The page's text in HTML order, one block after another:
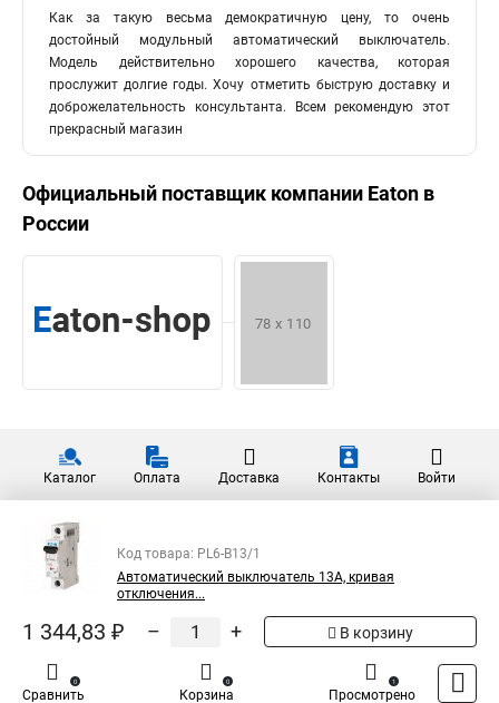
Как за такую весьма демократичную цену, то очень
достойный модульный автоматический выключатель.
Модель действительно хорошего качества, которая
прослужит долгие годы. Хочу отметить быструю доставку и
доброжелательность консультанта. Всем рекомендую этот
прекрасный магазин
Официальный поставщик компании Eaton в
России
Каталог Оплата Доставка Контакты Войти
Код товара: PL6-B13/1
Автоматический выключатель 13А, кривая
отключения...
1 344,83 ₽ – + В корзину
Сравнить
0
Корзина
0
Просмотрено
1